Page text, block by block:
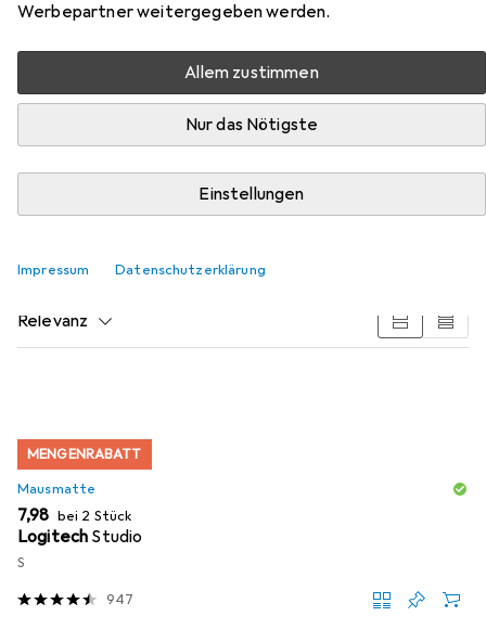
Werbepartner weitergegeben werden.
Allem zustimmen
Nur das Nötigste
Einstellungen
Impressum Datenschutzerklärung
Zubehör für SteelSeries Rival 310
PUBG Edition
Hier findest du passendes Zubehör zum Produkt
Relevanz
MENGENRABATT
Mausmatte
EUR
7,98 bei 2 Stück
Logitech Studio
S
947